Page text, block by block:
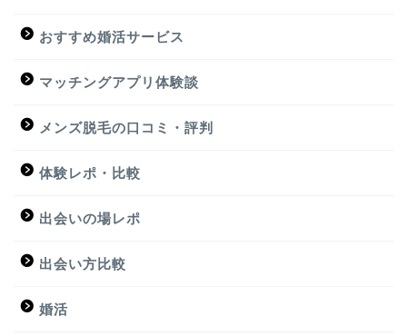
おすすめ婚活サービス
マッチングアプリ体験談
メンズ脱毛の口コミ・評判
体験レポ・比較
出会いの場レポ
出会い方比較
婚活